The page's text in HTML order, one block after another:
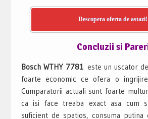
Descopera oferta de astazi!
Concluzii si
Bosch WTHY 7781 este un uscator
foarte economic ce ofera o
Cumparatorii actuali sunt foarte
ca isi face treaba exact asa cum
suficient de spatios, consuma putina